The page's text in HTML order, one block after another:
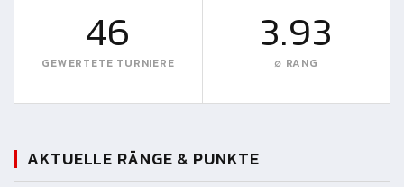
46
GEWERTETE TURNIERE
3.93
∅ RANG
AKTUELLE RÄNGE & PUNKTE